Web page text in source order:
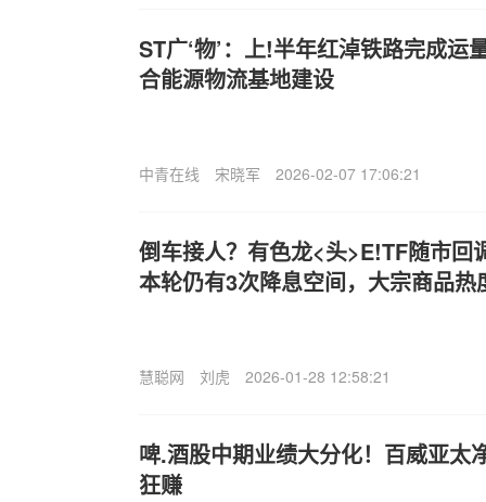
ST广‘物’：上!半年红淖铁路完成运
合能源物流基地建设
中青在线 宋晓军 2026-02-07 17:06:21
倒车接人？有色龙<头>E!TF随市回
本轮仍有3次降息空间，大宗商品热
慧聪网 刘虎 2026-01-28 12:58:21
啤.酒股中期业绩大分化！百威亚太
狂赚